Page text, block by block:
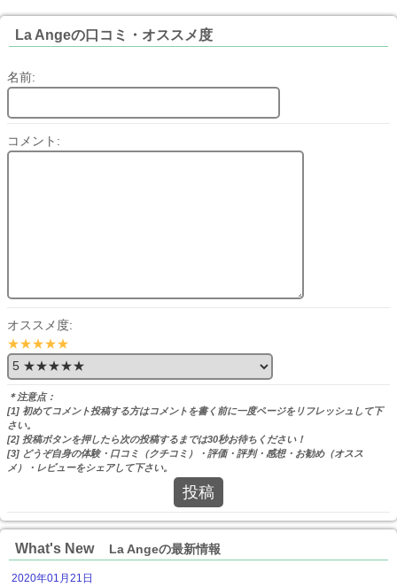
La Angeの口コミ・オススメ度
名前:
コメント:
オススメ度:
★★★★★
＊注意点：
[1] 初めてコメント投稿する方はコメントを書く前に一度ページをリフレッシュして下
さい。
[2] 投稿ボタンを押したら次の投稿するまでは30秒お待ちください！
[3] どうぞ自身の体験・口コミ（クチコミ）・評価・評判・感想・お勧め（オスス
メ）・レビューをシェアして下さい。
投稿
What's New La Angeの最新情報
2020年01月21日